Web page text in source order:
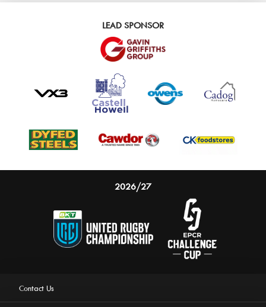
LEAD SPONSOR
2026/27
Contact Us